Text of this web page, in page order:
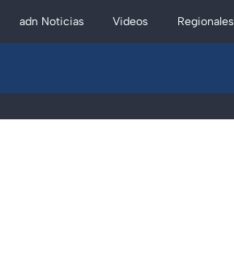
adn Noticias Videos Regionales